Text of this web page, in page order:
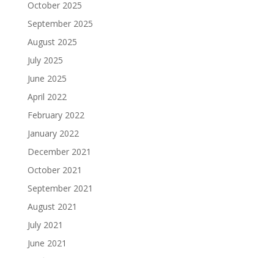
October 2025
September 2025
August 2025
July 2025
June 2025
April 2022
February 2022
January 2022
December 2021
October 2021
September 2021
August 2021
July 2021
June 2021